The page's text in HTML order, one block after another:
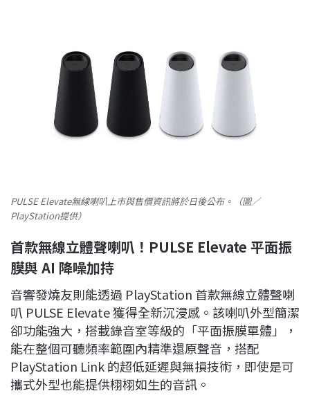
PULSE Elevate無線喇叭上市與售價資訊將於日後公布。（圖／
PlayStation提供）
首款無線立體聲喇叭！PULSE Elevate 平面振
膜與 AI 降噪加持
音響發燒友則能透過 PlayStation 首款無線立體聲喇
叭 PULSE Elevate 獲得全新沉浸感。該喇叭外型簡潔
卻功能強大，搭載錄音室等級的「平面振膜單體」，
能在整個可聽頻率範圍內精準還原聲音，搭配
PlayStation Link 的超低延遲與無損技術，即使是可
攜式外型也能提供栩栩如生的音訊。